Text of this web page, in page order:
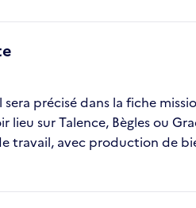
précisé dans la fiche
lieu sur Talence, Bègles ou
travail, avec production de